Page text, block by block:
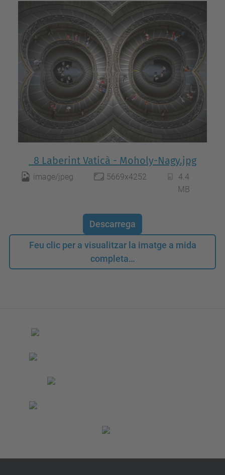
_8 Laberint Vaticà - Moholy-Nagy.jpg
image/jpeg 5669x4252
4.4
MB
Descarrega
Feu clic per a visualitzar la imatge a mida
completa…